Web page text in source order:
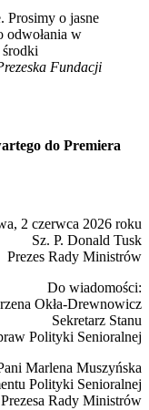
Prosimy o jasne
odwołania w
Fundacji
do Premiera
2 czerwca 2026 roku
Sz. P. Donald Tusk
Prezes Rady Ministrów
Do wiadomości:
Okła-Drewnowicz
Sekretarz Stanu
Polityki Senioralnej
Marlena Muszyńska
Polityki Senioralnej
Rady Ministrów